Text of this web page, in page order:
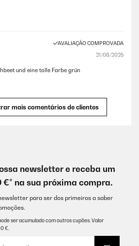
AVALIAÇÃO COMPROVADA
21/08/2025
und eine tolle Farbe grün
AVALIAÇÃO COMPROVADA
mais comentários de clientes
newsletter e receba um
€* na sua próxima compra.
para ser dos primeiros a saber
ser acumulado com outros cupões. Valor
€.